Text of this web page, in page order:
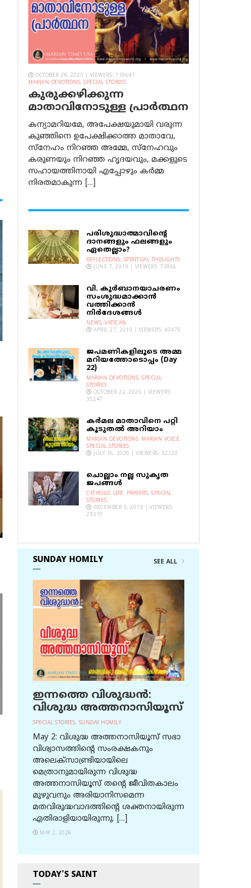
OCTOBER 28, 2025 | VIEWERS: 118647
MARIAN DEVOTIONS, SPECIAL STORIES
കുരുക്കഴിക്കുന്ന
മാതാവിനോടുള്ള പ്രാര്‍ത്ഥന
കന്യാമറിയമേ, അപേക്ഷയുമായി വരുന്ന
കുഞ്ഞിനെ ഉപേക്ഷിക്കാത്ത മാതാവേ,
സ്നേഹം നിറഞ്ഞ അമ്മേ, സ്നേഹവും
കരുണയും നിറഞ്ഞ ഹൃദയവും, മക്കളുടെ
സഹായത്തിനായി എപ്പോഴും കർമ്മ
നിരതമാകുന്ന […]
പരിശുദ്ധാത്മാവിന്റെ
ദാനങ്ങളും ഫലങ്ങളും
ഏതെല്ലാം?
REFLECTIONS, SPIRITUAL THOUGHTS
JUNE 7, 2019 | VIEWERS: 73866
വി. കുര്‍ബാനയാചരണം
സംശുദ്ധമാക്കാന്‍
വത്തിക്കാന്‍
നിര്‍ദേശങ്ങള്‍
NEWS, VATICAN
APRIL 27, 2019 | VIEWERS: 40479
ജപമണികളിലൂടെ അമ്മ
മറിയത്തോടൊപ്പം (Day
22)
MARIAN DEVOTIONS, SPECIAL
STORIES
OCTOBER 22, 2025 | VIEWERS:
35247
കര്‍മല മാതാവിനെ പറ്റി
കൂടുതല്‍ അറിയാം
MARIAN DEVOTIONS, MARIAN VOICE,
SPECIAL STORIES
JULY 16, 2026 | VIEWERS: 32120
ചൊല്ലാം നല്ല സുകൃത
ജപങ്ങൾ
CATHOLIC LIFE, PRAYERS, SPECIAL
STORIES
DECEMBER 5, 2019 | VIEWERS:
29319
SUNDAY HOMILY SEE ALL
ഇന്നത്തെ വിശുദ്ധന്‍:
വിശുദ്ധ അത്തനാസിയൂസ്
SPECIAL STORIES, SUNDAY HOMILY
May 2: വിശുദ്ധ അത്തനാസിയൂസ് സഭാ
വിശ്വാസത്തിന്റെ സംരക്ഷകനും
അലെക്സാണ്ട്രിയായിലെ
മെത്രാനുമായിരുന്ന വിശുദ്ധ
അത്തനാസിയൂസ് തന്റെ ജീവിതകാലം
മുഴുവനും അരിയാനിസമെന്ന
മതവിരുദ്ധവാദത്തിന്റെ ശക്തനായിരുന്ന
എതിരാളിയായിരുന്നു. […]
MAY 2, 2026
TODAY'S SAINT